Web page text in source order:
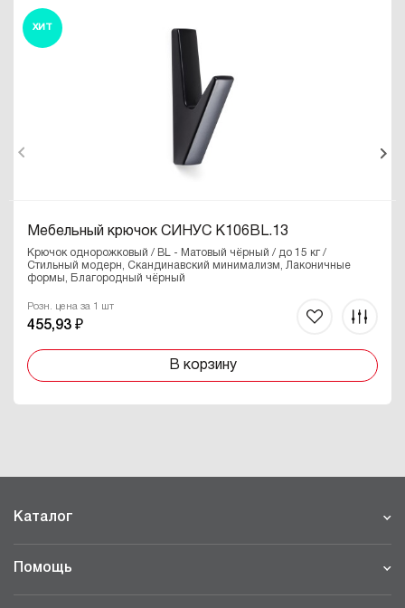
ХИТ
Мебельный крючок СИНУС K106BL.13
Крючок однорожковый / BL - Матовый чёрный / до 15 кг /
Стильный модерн, Скандинавский минимализм, Лаконичные
формы, Благородный чёрный
Розн. цена за 1 шт
455,93 ₽
В корзину
Каталог
Помощь